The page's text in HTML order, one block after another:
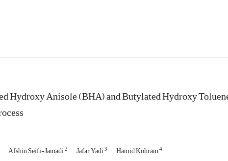
Hydroxy Anisole (BHA) and Butylated Hydroxy
Afshin Seifi-Jamadi2 Jafar Yadi3 Hamid Kohram4